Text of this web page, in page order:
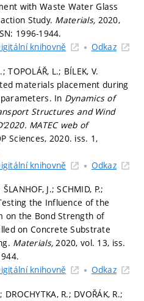
with Waste Water Glass
Study. Materials, 2020,
1996-1944.
knihovně Odkaz
TOPOLÁŘ, L.; BÍLEK, V.
materials placement during
In Dynamics of
Structures and Wind
MATEC web of
Sciences, 2020. iss. 1,
knihovně Odkaz
J.; SCHMID, P.;
Testing the Influence of the
on the Bond Strength of
on Concrete Substrate
Materials,2020, vol. 13, iss.
knihovně Odkaz
DROCHYTKA, R.; DVOŘÁK, R.;